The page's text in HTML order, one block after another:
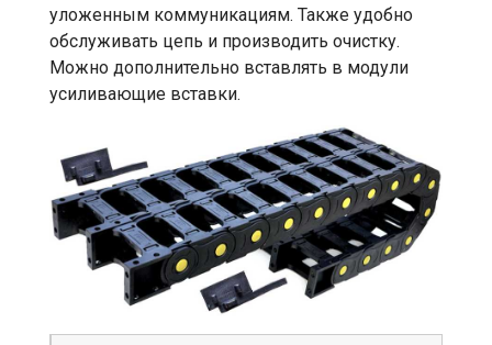
уложенным коммуникациям. Также удобно
обслуживать цепь и производить очистку.
Можно дополнительно вставлять в модули
усиливающие вставки.